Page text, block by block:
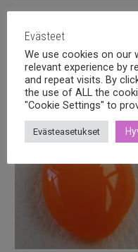
Tutustu
Evästeet
We use cookies on our
relevant experience by
and repeat visits. By
the use of ALL the
"Cookie Settings" to
Evästeasetukset